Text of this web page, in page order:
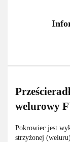
welurowy
Pokrowiec jest
strzyżonej